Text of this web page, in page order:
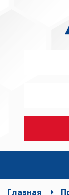
Главная